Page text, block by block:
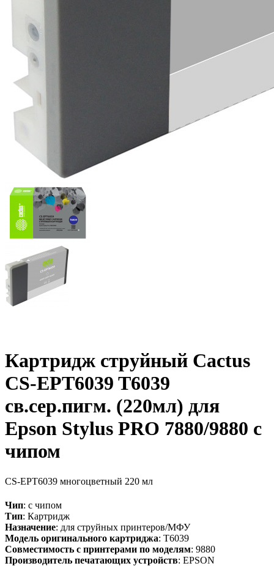
Картридж струйный Cactus
CS-EPT6039 T6039
св.сер.пигм. (220мл) для
Epson Stylus PRO 7880/9880 с
чипом
CS-EPT6039 многоцветный 220 мл
Чип: с чипом
Тип: Картридж
Назначение: для струйных принтеров/МФУ
Модель оригинального картриджа: T6039
Совместимость с принтерами по моделям: 9880
Производитель печатающих устройств: EPSON